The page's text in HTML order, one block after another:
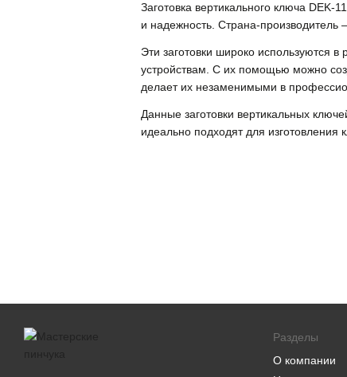
Заготовка вертикального ключа DEK-
и надежность. Страна-производитель
Эти заготовки широко используются
устройствам. С их помощью можно
делает их незаменимыми в
Данные заготовки вертикальных
идеально подходят для изготовления
Разделы
О компании